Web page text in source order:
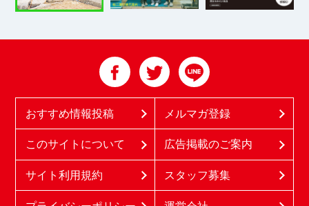
おすすめ情報投稿 メルマガ登録
このサイトについて 広告掲載のご案内
サイト利用規約 スタッフ募集